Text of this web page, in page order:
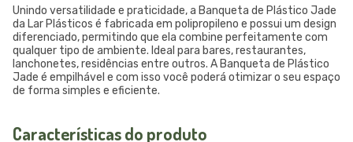
Unindo versatilidade e praticidade, a Banqueta de Plástico Jade
da Lar Plásticos é fabricada em polipropileno e possui um design
diferenciado, permitindo que ela combine perfeitamente com
qualquer tipo de ambiente. Ideal para bares, restaurantes,
lanchonetes, residências entre outros. A Banqueta de Plástico
Jade é empilhável e com isso você poderá otimizar o seu espaço
de forma simples e eficiente.
Características do produto